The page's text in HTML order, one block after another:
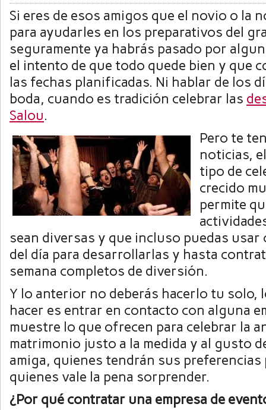
Si eres de esos amigos que el novio o la
para ayudarles en los preparativos del
seguramente ya habrás pasado por
el intento de que todo quede bien y que
las fechas planificadas. Ni hablar de los
boda, cuando es tradición celebrar las
Salou.
Pero te
noticias,
tipo de
crecido
permite
sean diversas y que incluso puedas
del día para desarrollarlas y hasta
semana completos de diversión.
Y lo anterior no deberás hacerlo tu solo,
hacer es entrar en contacto con alguna
muestre lo que ofrecen para celebrar la
matrimonio justo a la medida y al gusto
amiga, quienes tendrán sus
quienes vale la pena sorprender.
¿Por qué contratar una empresa de